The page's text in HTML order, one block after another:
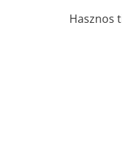
Hasznos